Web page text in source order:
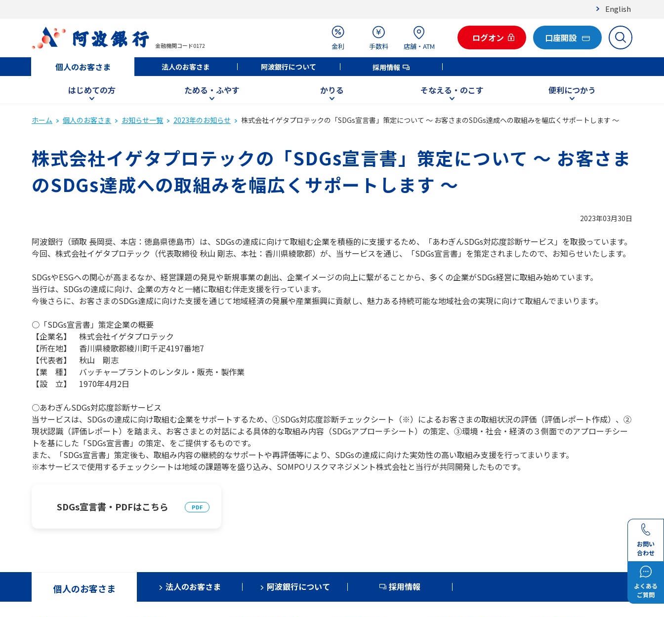
English
金融機関コード0172 金利 手数料 店舗・ATM
ログオン 口座開設
個人のお客さま 法人のお客さま 阿波銀行について 採用情報
はじめての方 ためる・ふやす かりる そなえる・のこす 便利につかう
お問い
合わせ
よくある
ご質問
ホーム 個人のお客さま お知らせ一覧 2023年のお知らせ 株式会社イゲタプロテックの「SDGs宣言書」策定について ～ お客さまのSDGs達成への取組みを幅広くサポートします ～
株式会社イゲタプロテックの「SDGs宣言書」策定について ～ お客さま
のSDGs達成への取組みを幅広くサポートします ～
2023年03月30日
阿波銀行（頭取 長岡奨、本店：徳島県徳島市）は、SDGsの達成に向けて取組む企業を積極的に支援するため、「あわぎんSDGs対応度診断サービス」を取扱っています。
今回、株式会社イゲタプロテック（代表取締役 秋山 剛志、本社：香川県綾歌郡）が、当サービスを通じ、「SDGs宣言書」を策定されましたので、お知らせいたします。
SDGsやESGへの関心が高まるなか、経営課題の発見や新規事業の創出、企業イメージの向上に繋がることから、多くの企業がSDGs経営に取組み始めています。
当行は、SDGsの達成に向け、企業の方々と一緒に取組む伴走支援を行っています。
今後さらに、お客さまのSDGs達成に向けた支援を通じて地域経済の発展や産業振興に貢献し、魅力ある持続可能な地域社会の実現に向けて取組んでまいります。
○「SDGs宣言書」策定企業の概要
【企業名】 株式会社イゲタプロテック
【所在地】 香川県綾歌郡綾川町千疋4197番地7
【代表者】 秋山 剛志
【業 種】 バッチャープラントのレンタル・販売・製作業
【設 立】 1970年4月2日
○あわぎんSDGs対応度診断サービス
当サービスは、SDGsの達成に向け取組む企業をサポートするため、①SDGs対応度診断チェックシート（※）によるお客さまの取組状況の評価（評価レポート作成）、②
現状認識（評価レポート）を踏まえ、お客さまとの対話による具体的な取組み内容（SDGsアプローチシート）の策定、③環境・社会・経済の３側面でのアプローチシー
トを基にした「SDGs宣言書」の策定、をご提供するものです。
また、「SDGs宣言書」策定後も、取組み内容の継続的なサポートや再評価等により、SDGsの達成に向けた実効性の高い取組み支援を行ってまいります。
※本サービスで使用するチェックシートは地域の課題等を盛り込み、SOMPOリスクマネジメント株式会社と当行が共同開発したものです。
SDGs宣言書・PDFはこちら
個人のお客さま 法人のお客さま 阿波銀行について 採用情報